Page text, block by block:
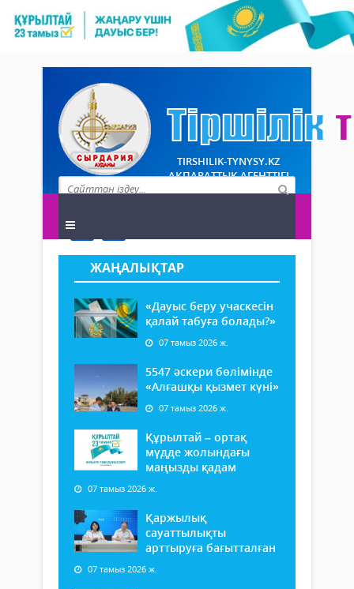
TIRSHILIK-TYNYSY.KZ
АҚПАРАТТЫҚ АГЕНТТІГІ
ЖАҢАЛЫҚТАР
«Дауыс беру учаскесін
қалай табуға болады?»
07 тамыз 2026 ж.
5547 әскери бөлімінде
«Алғашқы қызмет күні»
07 тамыз 2026 ж.
Құрылтай – ортақ
мүдде жолындағы
маңызды қадам
07 тамыз 2026 ж.
Қаржылық
сауаттылықты
арттыруға бағытталған
07 тамыз 2026 ж.